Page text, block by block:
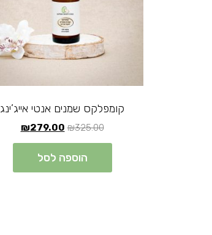
קומפלקס שמנים אנטי אייג’ינג
₪325.00
₪279.00
הוספה לסל